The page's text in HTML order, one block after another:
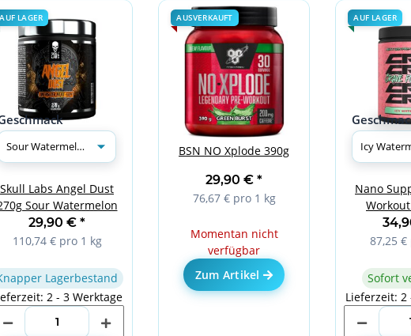
AUF LAGER
Skull Labs Angel Dust
Sour Watermelon
29,90 € *
110,74 € pro 1 kg
Lagerbestand
2 - 3 Werktage
AUSVERKAUFT
BSN NO Xplode 390g
29,90 € *
76,67 € pro 1 kg
Momentan nicht
verfügbar
Zum Artikel
AUF LAGER
Nano
87,25
Sofort
Lieferzeit: 2